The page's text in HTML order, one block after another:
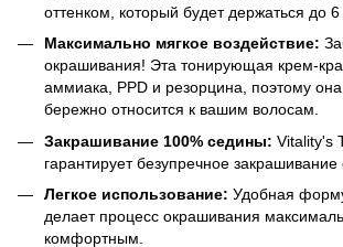
оттенком, который будет держаться до 6
Максимально мягкое воздействие:
окрашивания! Эта тонирующая крем-
аммиака, PPD и резорцина, поэтому
бережно относится к вашим волосам.
Закрашивание 100% седины: Vitality's
гарантирует безупречное закрашивание
Легкое использование: Удобная
делает процесс окрашивания
комфортным.